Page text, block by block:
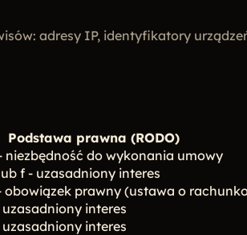
adresy IP, identyfikatory
Podstawa prawna (RODO)
niezbędność do wykonania umowy
f - uzasadniony interes
obowiązek prawny (ustawa o
interes
interes